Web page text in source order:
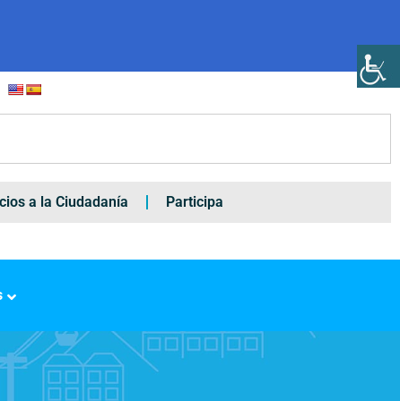
a la Ciudadanía Participa